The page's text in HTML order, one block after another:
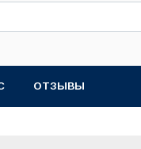
ОТЗЫВЫ